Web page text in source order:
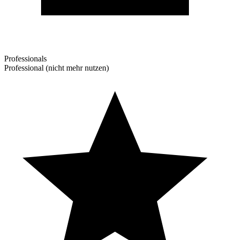
Professionals
Professional (nicht mehr nutzen)